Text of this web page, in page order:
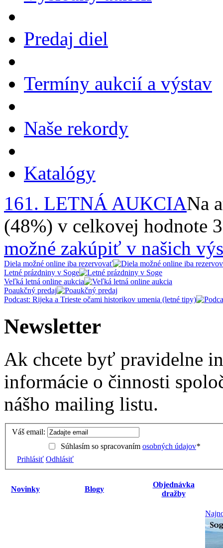
Predaj diel
Termíny aukcií a výstav
Naše rekordy
Katalógy
161. LETNÁ AUKCIANa
(48%) v celkovej hodnote
možné zakúpiť v našich
Diela možné online iba rezervovať
Letné prázdniny v Soge
Veľká letná online aukcia
Poaukčný predaj
Podcast: Rijeka a Trieste očami historikov umenia (letné tipy)
Newsletter
Ak chcete byť pravidelne
informácie o činnosti
nášho mailing listu.
Váš email:
Súhlasím so spracovaním osobných údajov*
Prihlásiť Odhlásiť
Novinky Blogy
Objednávka
dražby